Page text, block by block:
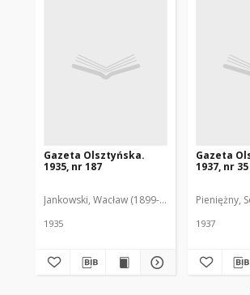
Gazeta Olsztyńska.
1935, nr 187
Jankowski, Wacław (1899-1975). Red.
1935
Gazeta
1937, nr 35
Pieniężny,
1937